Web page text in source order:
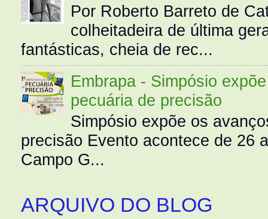
Por Roberto Barreto de
colheitadeira de última
fantásticas, cheia de rec...
Embrapa - Simpósio
pecuária de precisão
Simpósio expõe os
precisão Evento acontece de 26
Campo G...
ARQUIVO DO BLOG